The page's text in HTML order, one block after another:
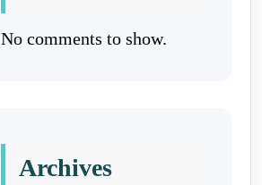
No comments to show.
Archives